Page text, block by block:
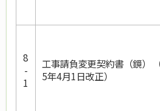
8
-
1
工事請負変更契約書（鏡）
5年4月1日改正）